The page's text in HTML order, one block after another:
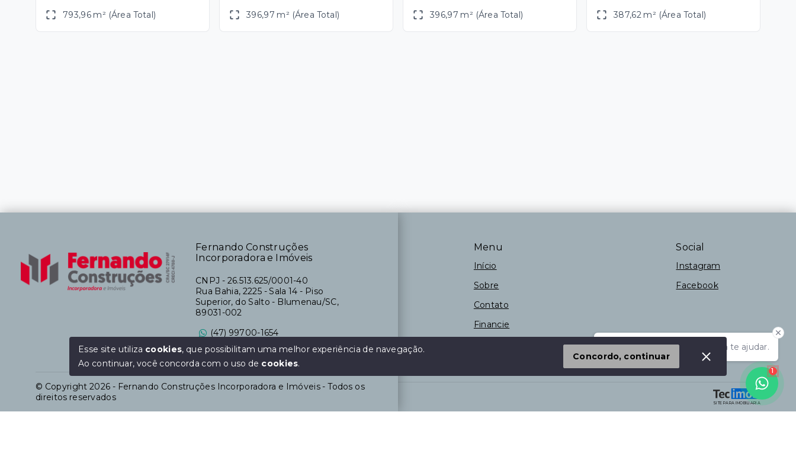
793,96 m² (Área Total) 396,97 m² (Área Total) 396,97 m² (Área Total) 387,62 m² (Área Total)
Olá! Estamos disponíveis para te ajudar.
1
Menu
Início
Sobre
Contato
Financie
Social
Instagram
Facebook
SITE PARA IMOBILIARIA
Fernando Construções
Incorporadora e Imóveis
CNPJ - 26.513.625/0001-40
Rua Bahia, 2225 - Sala 14 - Piso
Superior, do Salto - Blumenau/SC,
89031-002
(47) 99700-1654
Ver e-mail
© Copyright 2026 - Fernando Construções Incorporadora e Imóveis - Todos os
direitos reservados
Esse site utiliza cookies, que possibilitam uma melhor experiência de navegação.
Ao continuar, você concorda com o uso de cookies.
Concordo, continuar